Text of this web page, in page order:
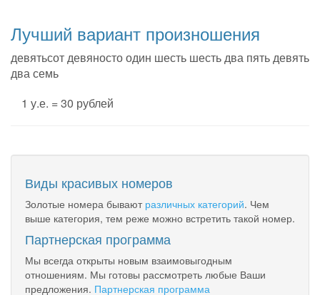
Лучший вариант произношения
девятьсот девяносто один шесть шесть два пять девять
два семь
1 у.е. = 30 рублей
Виды красивых номеров
Золотые номера бывают различных категорий. Чем
выше категория, тем реже можно встретить такой номер.
Партнерская программа
Мы всегда открыты новым взаимовыгодным
отношениям. Мы готовы рассмотреть любые Ваши
предложения. Партнерская программа